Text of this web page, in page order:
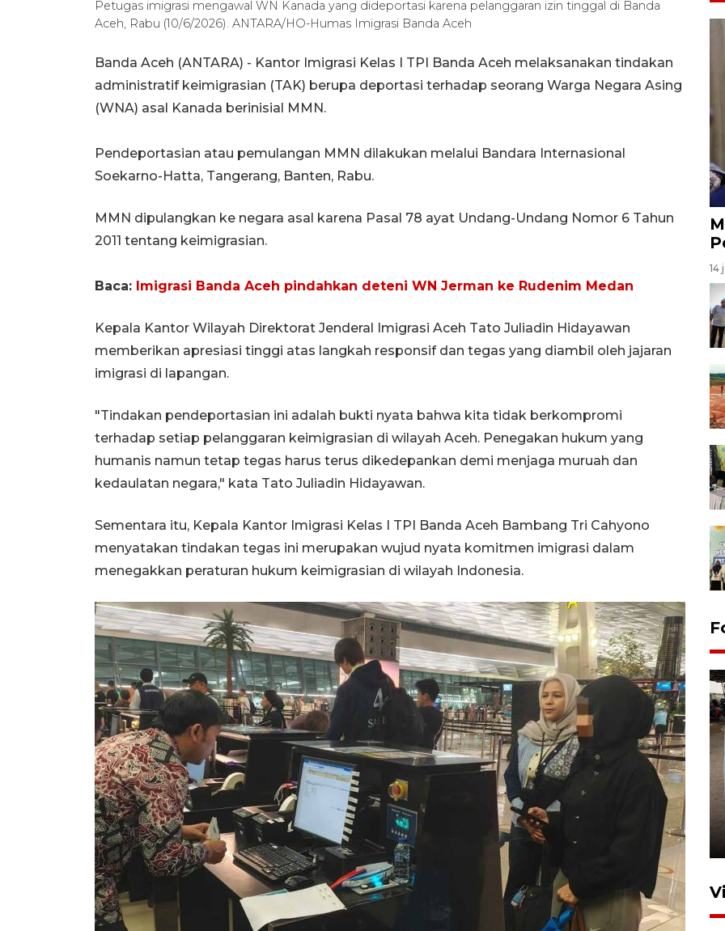
Petugas imigrasi mengawal WN Kanada yang dideportasi karena pelanggaran izin tinggal di Banda
Aceh, Rabu (10/6/2026). ANTARA/HO-Humas Imigrasi Banda Aceh
Banda Aceh (ANTARA) - Kantor Imigrasi Kelas I TPI Banda Aceh melaksanakan tindakan
administratif keimigrasian (TAK) berupa deportasi terhadap seorang Warga Negara Asing
(WNA) asal Kanada berinisial MMN.
Pendeportasian atau pemulangan MMN dilakukan melalui Bandara Internasional
Soekarno-Hatta, Tangerang, Banten, Rabu.
MMN dipulangkan ke negara asal karena Pasal 78 ayat Undang-Undang Nomor 6 Tahun
2011 tentang keimigrasian.
Baca: Imigrasi Banda Aceh pindahkan deteni WN Jerman ke Rudenim Medan
Kepala Kantor Wilayah Direktorat Jenderal Imigrasi Aceh Tato Juliadin Hidayawan
memberikan apresiasi tinggi atas langkah responsif dan tegas yang diambil oleh jajaran
imigrasi di lapangan.
"Tindakan pendeportasian ini adalah bukti nyata bahwa kita tidak berkompromi
terhadap setiap pelanggaran keimigrasian di wilayah Aceh. Penegakan hukum yang
humanis namun tetap tegas harus terus dikedepankan demi menjaga muruah dan
kedaulatan negara," kata Tato Juliadin Hidayawan.
Sementara itu, Kepala Kantor Imigrasi Kelas I TPI Banda Aceh Bambang Tri Cahyono
menyatakan tindakan tegas ini merupakan wujud nyata komitmen imigrasi dalam
menegakkan peraturan hukum keimigrasian di wilayah Indonesia.
14
FOTO - Arus libur Panjang ke
Sabang meningkat
2 Juni 2026 10:33